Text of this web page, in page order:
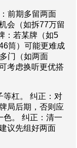
前期多留两面
会（如拆77万留
：若某牌（如5
筒）可能更难成
门（如两面
考虑换听更优搭
等杠。 纠正：对
局后期，否则应
色。 纠正：清一
议先组好两面